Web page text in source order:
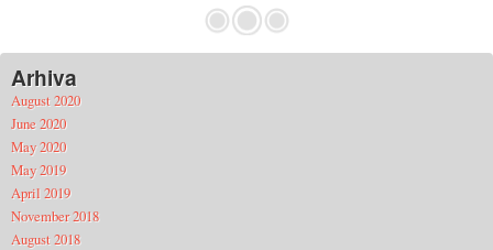
Arhiva
August 2020
June 2020
May 2020
May 2019
April 2019
November 2018
August 2018